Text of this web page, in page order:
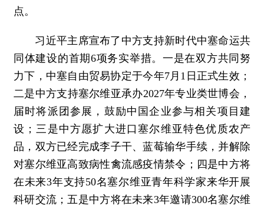
点。
习近平主席宣布了中方支持新时代中塞命运共
同体建设的首期6项务实举措。一是在双方共同努
力下，中塞自由贸易协定于今年7月1日正式生效；
二是中方支持塞尔维亚承办2027年专业类世博会，
届时将派团参展，鼓励中国企业参与相关项目建
设；三是中方愿扩大进口塞尔维亚特色优质农产
品，双方已经完成李子干、蓝莓输华手续，并解除
对塞尔维亚高致病性禽流感疫情禁令；四是中方将
在未来3年支持50名塞尔维亚青年科学家来华开展
科研交流；五是中方将在未来3年邀请300名塞尔维